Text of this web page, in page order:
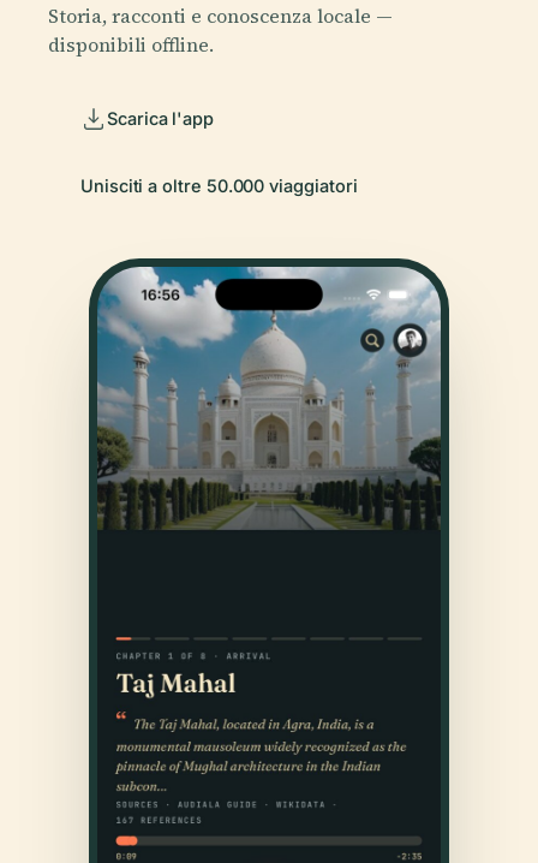
Storia, racconti e conoscenza locale —
disponibili offline.
Scarica l'app
Unisciti a oltre 50.000 viaggiatori